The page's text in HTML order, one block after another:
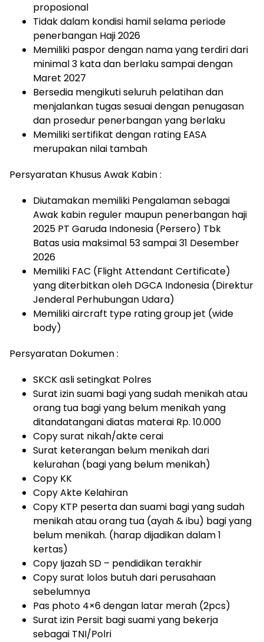
proposional
Tidak dalam kondisi hamil selama periode
penerbangan Haji 2026
Memiliki paspor dengan nama yang terdiri dari
minimal 3 kata dan berlaku sampai dengan
Maret 2027
Bersedia mengikuti seluruh pelatihan dan
menjalankan tugas sesuai dengan penugasan
dan prosedur penerbangan yang berlaku
Memiliki sertifikat dengan rating EASA
merupakan nilai tambah
Persyaratan Khusus Awak Kabin :
Diutamakan memiliki Pengalaman sebagai
Awak kabin reguler maupun penerbangan haji
2025 PT Garuda Indonesia (Persero) Tbk
Batas usia maksimal 53 sampai 31 Desember
2026
Memiliki FAC (Flight Attendant Certificate)
yang diterbitkan oleh DGCA Indonesia (Direktur
Jenderal Perhubungan Udara)
Memiliki aircraft type rating group jet (wide
body)
Persyaratan Dokumen :
SKCK asli setingkat Polres
Surat izin suami bagi yang sudah menikah atau
orang tua bagi yang belum menikah yang
ditandatangani diatas materai Rp. 10.000
Copy surat nikah/akte cerai
Surat keterangan belum menikah dari
kelurahan (bagi yang belum menikah)
Copy KK
Copy Akte Kelahiran
Copy KTP peserta dan suami bagi yang sudah
menikah atau orang tua (ayah & ibu) bagi yang
belum menikah. (harap dijadikan dalam 1
kertas)
Copy Ijazah SD – pendidikan terakhir
Copy surat lolos butuh dari perusahaan
sebelumnya
Pas photo 4×6 dengan latar merah (2pcs)
Surat izin Persit bagi suami yang bekerja
sebagai TNI/Polri